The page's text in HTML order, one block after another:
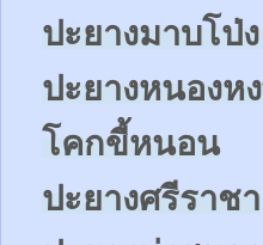
ปะยางมาบโป่
ปะยางหนองห
โคกขี้หนอน
ปะยางศรีราชา